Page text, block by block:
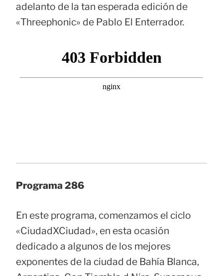
adelanto de la tan esperada edición de
«Threephonic» de Pablo El Enterrador.
Programa 286
En este programa, comenzamos el ciclo
«CiudadXCiudad», en esta ocasión
dedicado a algunos de los mejores
exponentes de la ciudad de Bahía Blanca,